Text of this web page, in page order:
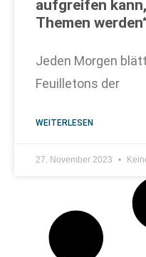
aufgreifen
Themen
Jeden Morgen
Feuilletons der
WEITERLESEN
27. November 2023